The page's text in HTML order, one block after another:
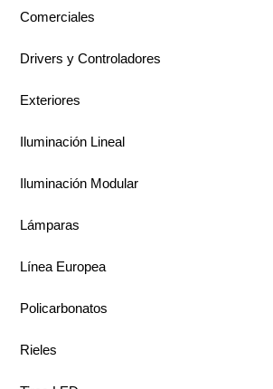
Comerciales
Drivers y Controladores
Exteriores
Iluminación Lineal
Iluminación Modular
Lámparas
Línea Europea
Policarbonatos
Rieles